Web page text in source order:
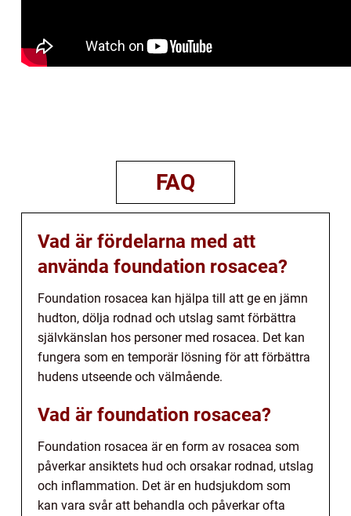
FAQ
Vad är fördelarna med att
använda foundation rosacea?
Foundation rosacea kan hjälpa till att ge en jämn
hudton, dölja rodnad och utslag samt förbättra
självkänslan hos personer med rosacea. Det kan
fungera som en temporär lösning för att förbättra
hudens utseende och välmående.
Vad är foundation rosacea?
Foundation rosacea är en form av rosacea som
påverkar ansiktets hud och orsakar rodnad, utslag
och inflammation. Det är en hudsjukdom som
kan vara svår att behandla och påverkar ofta